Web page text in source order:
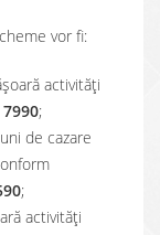
vor fi:
activități
7990;
de cazare
;
activități